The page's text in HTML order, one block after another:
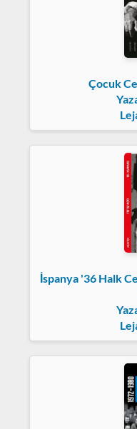
Çocuk
İspanya '36 Halk